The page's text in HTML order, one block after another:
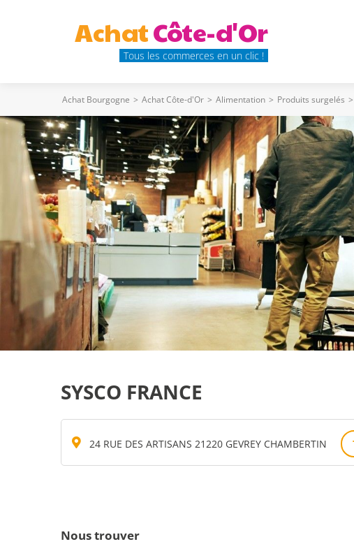
AchatCôte-d'Or
Tous les commerces en un clic !
Achat Bourgogne > Achat Côte-d'Or > Alimentation > Produits surgelés >
SYSCO FRANCE
24 RUE DES ARTISANS 21220 GEVREY CHAMBERTIN
Nous trouver